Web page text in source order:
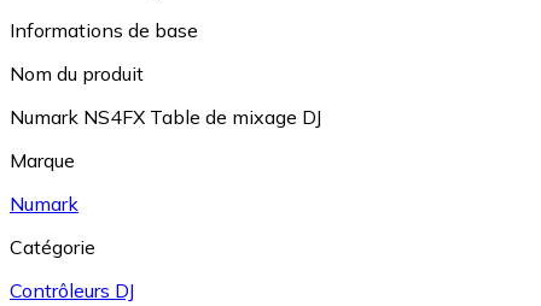
Informations de base
Nom du produit
Numark NS4FX Table de mixage DJ
Marque
Numark
Catégorie
Contrôleurs DJ